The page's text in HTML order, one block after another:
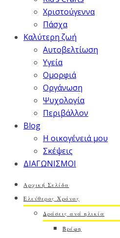
Χριστούγεννα
Πάσχα
Καλύτερη ζωή
Αυτοβελτίωση
Υγεία
Ομορφιά
Οργάνωση
Ψυχολογία
Περιβάλλον
Blog
Η οικογένειά μου
Σκέψεις
ΔΙΑΓΩΝΙΣΜΟΙ
Αρχική Σελίδα
Ελεύθερος Χρόνος
Δράσεις ανά ηλικία
Βρέφη